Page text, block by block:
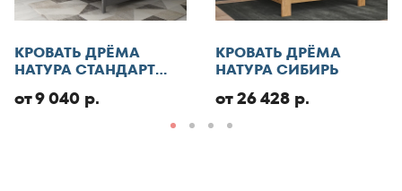
Отменить
Добавить отзыв
КРОВАТЬ ДРЁМА
НАТУРА СТАНДАРТ
от 9 040 р.
КРОВАТЬ ДРЁМА
НАТУРА СИБИРЬ
от 26 428 р.